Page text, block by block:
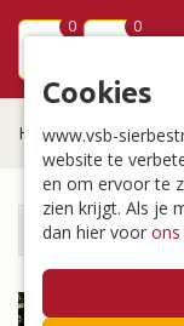
0
0
Home / Bestrating /
Bestrating
Cookies
www.vsb-
website te
en om ervoor te
zien krijgt. Als je
dan hier voor ons